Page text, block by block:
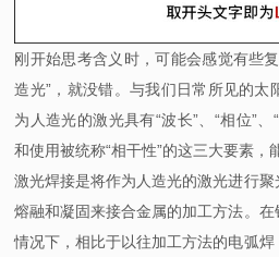
刚开始思考含义时，可能会感觉有些
造光”，就没错。与我们日常所见的太
为人造光的激光具有“波长”、“相位”
和使用被统称“相干性”的这三大要素，
激光焊接是将作为人造光的激光进行
熔融和凝固来接合金属的加工方法。
情况下，相比于以往加工方法的电弧